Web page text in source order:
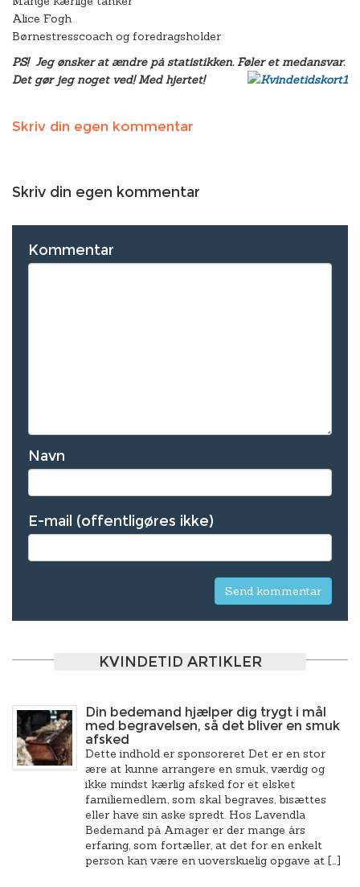
Alice Fogh
Børnestresscoach og foredragsholder
PS! Jeg ønsker at ændre på statistikken. Føler et medansvar.
Det gør jeg noget ved! Med hjertet!
Skriv din egen kommentar
Skriv din egen kommentar
Kommentar
Navn
E-mail (offentligøres ikke)
KVINDETID ARTIKLER
Din bedemand hjælper dig trygt i mål
med begravelsen, så det bliver en smuk
afsked
Dette indhold er sponsoreret Det er en stor
ære at kunne arrangere en smuk, værdig og
ikke mindst kærlig afsked for et elsket
familiemedlem, som skal begraves, bisættes
eller have sin aske spredt. Hos Lavendla
Bedemand på Amager er der mange års
erfaring, som fortæller, at det for en enkelt
person kan være en uoverskuelig opgave at […]